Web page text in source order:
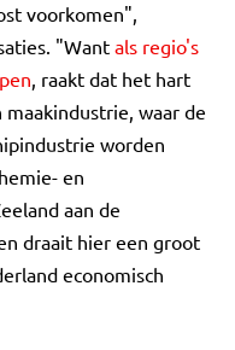
voorkomen",
"Want als regio's
, raakt dat het hart
waar de
worden
en
aan de
draait hier een groot
economisch